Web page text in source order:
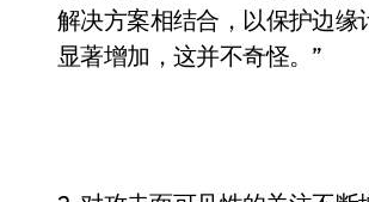
解决方案相结合，以保护边
显著增加，这并不奇怪。”